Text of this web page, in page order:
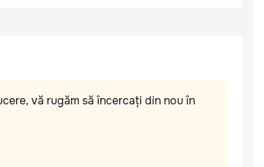
vă rugăm să încercați din nou în